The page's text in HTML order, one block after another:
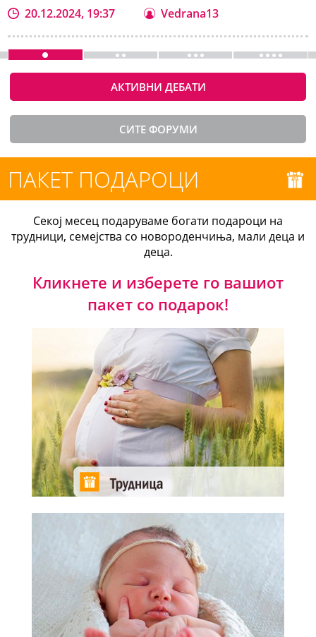
20.12.2024, 19:37 Vedrana13
АКТИВНИ ДЕБАТИ
СИТЕ ФОРУМИ
ПАКЕТ ПОДАРОЦИ
Секој месец подаруваме богати подароци на
трудници, семејства со новороденчиња, мали деца и
деца.
Кликнете и изберете го вашиот
пакет со подарок!